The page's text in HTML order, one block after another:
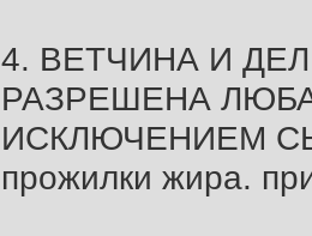
4. ВЕТЧИНА И
РАЗРЕШЕНА
ИСКЛЮЧЕНИЕМ
прожилки жира.